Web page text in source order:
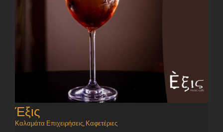
Έξις
Καλαμάτα Επιχειρήσεις, Καφετέριες